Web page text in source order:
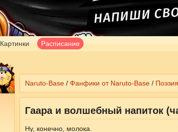
Картинки Расписание
Naruto-Base/ Фанфики от Naruto-Base/ Поэзия
Гаара и волшебный напиток
Ну, конечно, молока.